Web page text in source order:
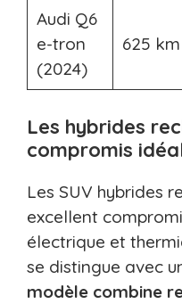
Audi Q6
e-tron
(2024)
625 km
Les hybrides
compromis
Les SUV hybrides
excellent
électrique et
se distingue avec
modèle combine